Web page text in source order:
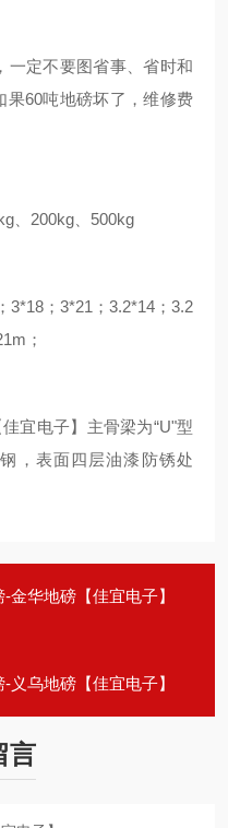
一定不要图省事、省时和
果60吨地磅坏了，维修费
、200kg、500kg
3*18；3*21；3.2*14；3.2
；
宜电子】主骨梁为“U"型
，表面四层油漆防锈处
金华地磅【佳宜电子】
义乌地磅【佳宜电子】
言